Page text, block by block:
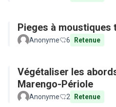
Pieges à moustiques
Anonyme 6 Retenue
Végétaliser les
Marengo-Périole
Anonyme 2 Retenue